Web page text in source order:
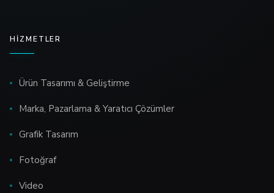
HIZMETLER
Ürün Tasarımı & Geliştirme
Marka, Pazarlama & Yaratıcı Çözümler
Grafik Tasarım
Fotoğraf
Video